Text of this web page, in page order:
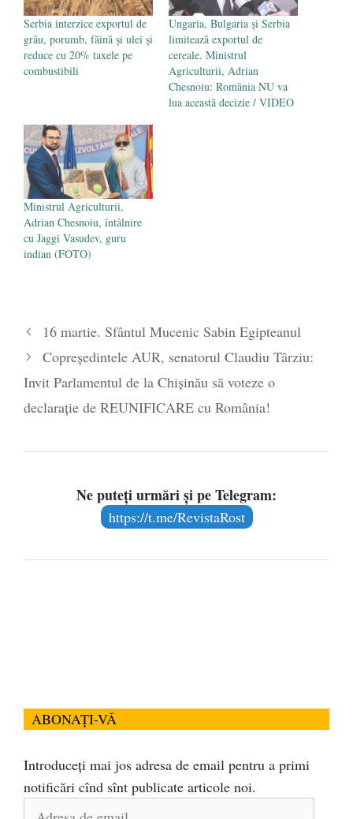
Serbia interzice exportul de
grâu, porumb, făină şi ulei și
reduce cu 20% taxele pe
combustibili
Ungaria, Bulgaria şi Serbia
limitează exportul de
cereale. Ministrul
Agriculturii, Adrian
Chesnoiu: România NU va
lua această decizie / VIDEO
Ministrul Agriculturii,
Adrian Chesnoiu, întâlnire
cu Jaggi Vasudev, guru
indian (FOTO)
16 martie. Sfântul Mucenic Sabin Egipteanul
Copreședintele AUR, senatorul Claudiu Târziu:
Invit Parlamentul de la Chișinău să voteze o
declarație de REUNIFICARE cu România!
Ne puteți urmări și pe Telegram:
https://t.me/RevistaRost
ABONAȚI-VĂ
Introduceți mai jos adresa de email pentru a primi
notificări cînd sînt publicate articole noi.
Adresa